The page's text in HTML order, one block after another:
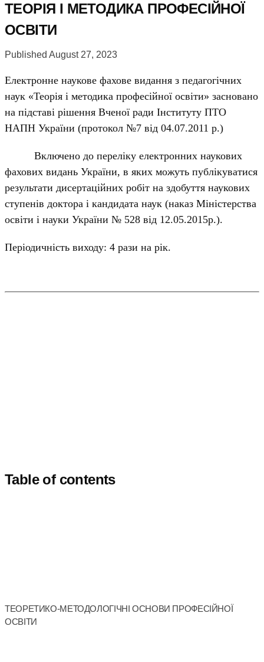
ТЕОРІЯ І МЕТОДИКА ПРОФЕСІЙНОЇ
ОСВІТИ
Published August 27, 2023
Електронне наукове фахове видання з педагогічних
наук «Теорія і методика професійної освіти» засновано
на підставі рішення Вченої ради Інституту ПТО
НАПН України (протокол №7 від 04.07.2011 р.)
Включено до переліку електронних наукових
фахових видань України, в яких можуть публікуватися
результати дисертаційних робіт на здобуття наукових
ступенів доктора і кандидата наук (наказ Міністерства
освіти і науки України № 528 від 12.05.2015р.).
Періодичність виходу: 4 рази на рік.
Table of contents
ТЕОРЕТИКО-МЕТОДОЛОГІЧНІ ОСНОВИ ПРОФЕСІЙНОЇ
ОСВІТИ